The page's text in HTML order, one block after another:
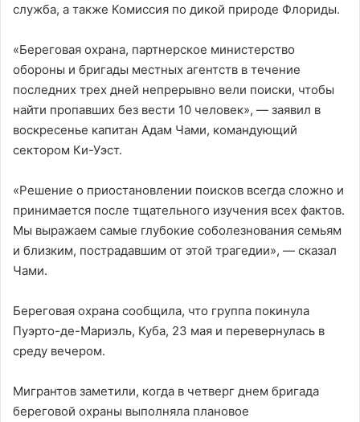
служба, а также Комиссия по дикой природе Флориды.
«Береговая охрана, партнерское министерство
обороны и бригады местных агентств в течение
последних трех дней непрерывно вели поиски, чтобы
найти пропавших без вести 10 человек», — заявил в
воскресенье капитан Адам Чами, командующий
сектором Ки-Уэст.
«Решение о приостановлении поисков всегда сложно и
принимается после тщательного изучения всех фактов.
Мы выражаем самые глубокие соболезнования семьям
и близким, пострадавшим от этой трагедии», — сказал
Чами.
Береговая охрана сообщила, что группа покинула
Пуэрто-де-Мариэль, Куба, 23 мая и перевернулась в
среду вечером.
Мигрантов заметили, когда в четверг днем бригада
береговой охраны выполняла плановое